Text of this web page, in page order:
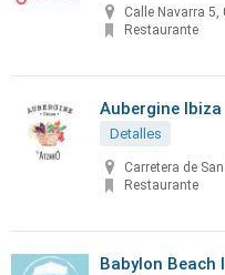
Calle Navarra 5,
Restaurante
Aubergine Ibiza
Detalles
Carretera de
Restaurante
Babylon Beach